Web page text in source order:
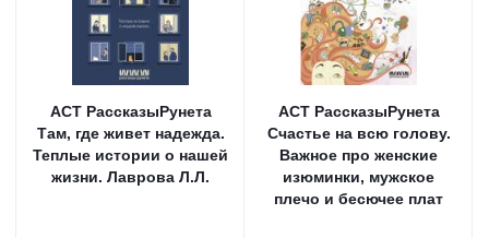
АСТ РассказыРунета
Там, где живет надежда.
Теплые истории о нашей
жизни. Лаврова Л.Л.
АСТ РассказыРунета
Счастье на всю голову.
Важное про женские
изюминки, мужское
плечо и бесючее плат